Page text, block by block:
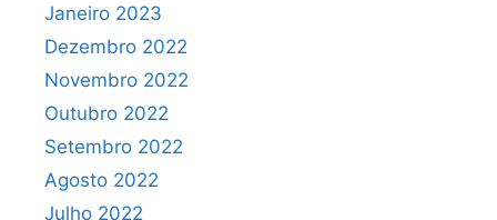
Janeiro 2023
Dezembro 2022
Novembro 2022
Outubro 2022
Setembro 2022
Agosto 2022
Julho 2022